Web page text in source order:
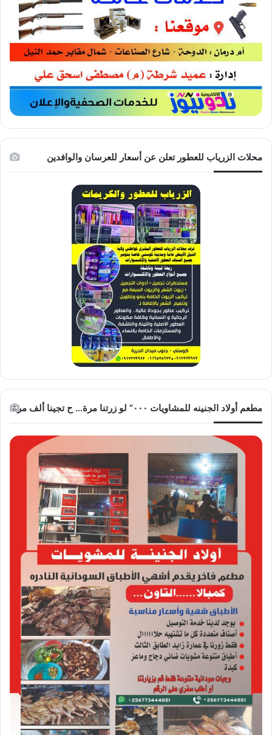
محلات الزرياب للعطور تعلن عن أسعار للعرسان والوافدين
مطعم أولاد الجنينه للمشاويات ٠٠٠” لو زرتنا مرة… ح تجينا ألف مرة